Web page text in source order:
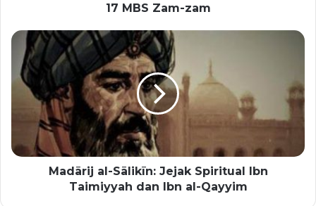
17 MBS Zam-zam
Madārij al-Sālikīn: Jejak Spiritual Ibn
Taimiyyah dan Ibn al-Qayyim